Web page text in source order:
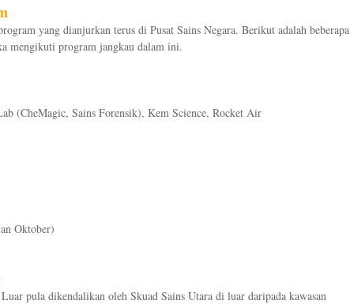
yang dianjurkan terus di Pusat Sains Negara. Berikut adalah beberapa
mengikuti program jangkau dalam ini.
(CheMagic, Sains Forensik), Kem Science, Rocket Air
Oktober)
pula dikendalikan oleh Skuad Sains Utara di luar daripada kawasan